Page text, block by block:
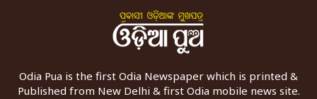
Odia Pua is the first Odia Newspaper which is printed &
Published from New Delhi & first Odia mobile news site.